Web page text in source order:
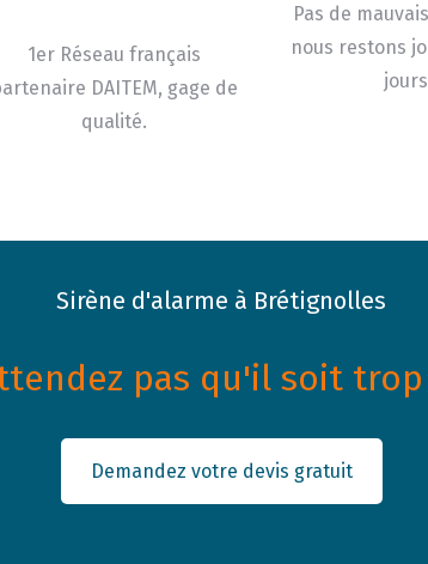
1er Réseau français
DAITEM, gage de
qualité.
Pas de
nous restons
Sirène d'alarme à Brétignolles
pas qu'il soit
Demandez votre devis gratuit